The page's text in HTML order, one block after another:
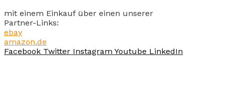
mit einem Einkauf über einen unserer
Partner-Links:
ebay
amazon.de
Facebook Twitter Instagram Youtube LinkedIn